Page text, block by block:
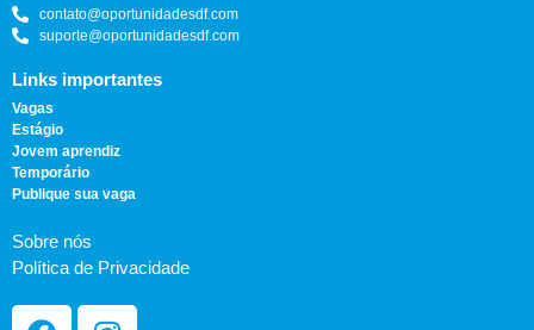
contato@oportunidadesdf.com
suporte@oportunidadesdf.com
Links importantes
Vagas
Estágio
Jovem aprendiz
Temporário
Publique sua vaga
Sobre nós
Política de Privacidade